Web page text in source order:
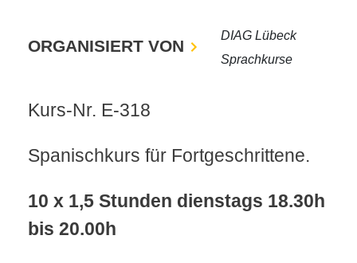
ORGANISIERT VON
DIAG Lübeck
Sprachkurse
Kurs-Nr. E-318
Spanischkurs für Fortgeschrittene.
10 x 1,5 Stunden dienstags 18.30h
bis 20.00h